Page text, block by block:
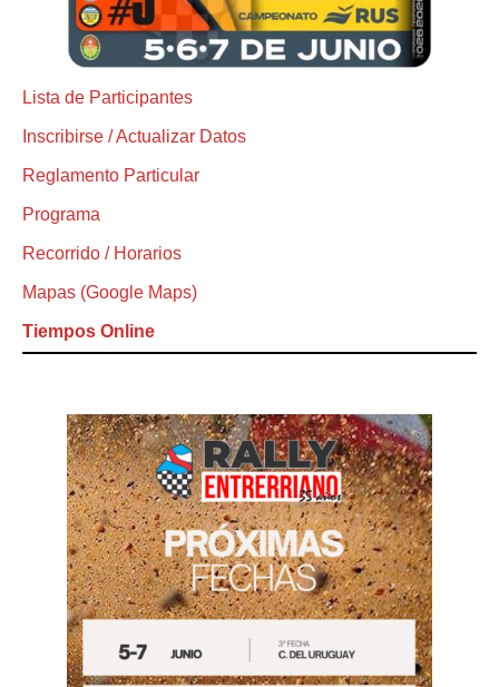
Lista de Participantes
Inscribirse / Actualizar Datos
Reglamento Particular
Programa
Recorrido / Horarios
Mapas (Google Maps)
Tiempos Online